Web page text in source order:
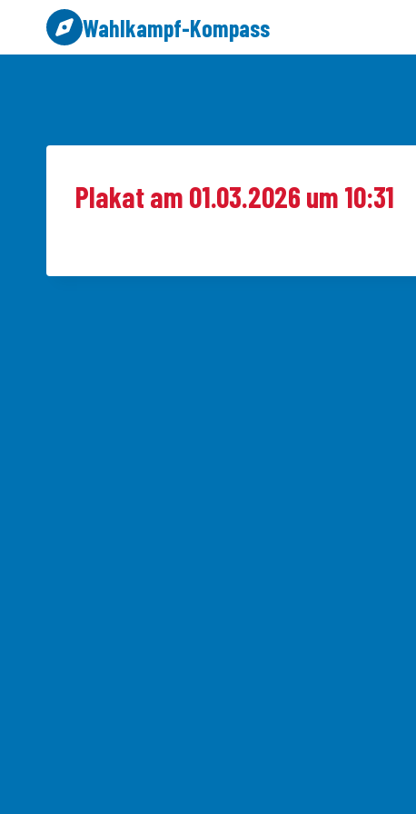
springen
Wahlkampf-Kompass
Plakat am 01.03.2026 um 10:31